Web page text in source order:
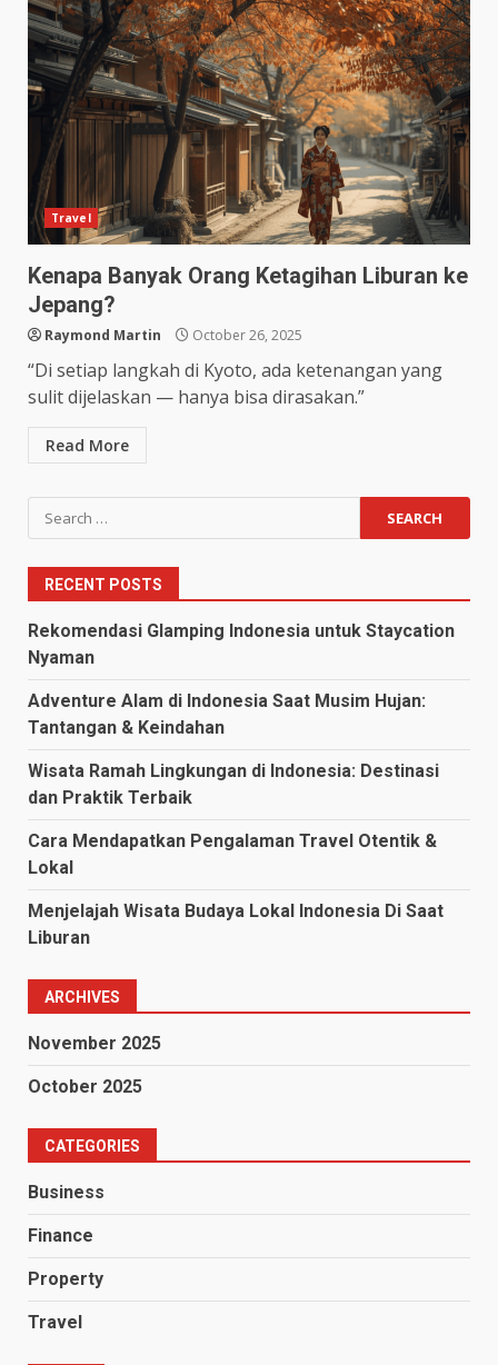
Travel
Kenapa Banyak Orang Ketagihan Liburan ke
Jepang?
Raymond Martin October 26, 2025
“Di setiap langkah di Kyoto, ada ketenangan yang
sulit dijelaskan — hanya bisa dirasakan.”
Read More
Search
for:
RECENT POSTS
Rekomendasi Glamping Indonesia untuk Staycation
Nyaman
Adventure Alam di Indonesia Saat Musim Hujan:
Tantangan & Keindahan
Wisata Ramah Lingkungan di Indonesia: Destinasi
dan Praktik Terbaik
Cara Mendapatkan Pengalaman Travel Otentik &
Lokal
Menjelajah Wisata Budaya Lokal Indonesia Di Saat
Liburan
ARCHIVES
November 2025
October 2025
CATEGORIES
Business
Finance
Property
Travel